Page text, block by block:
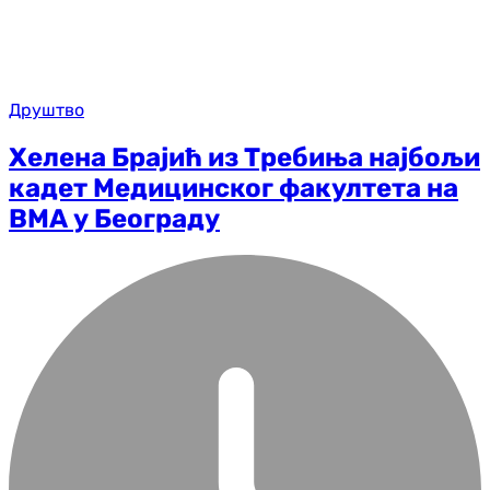
Друштво
Хелена Брајић из Требиња најбољи
кадет Медицинског факултета на
ВМА у Београду